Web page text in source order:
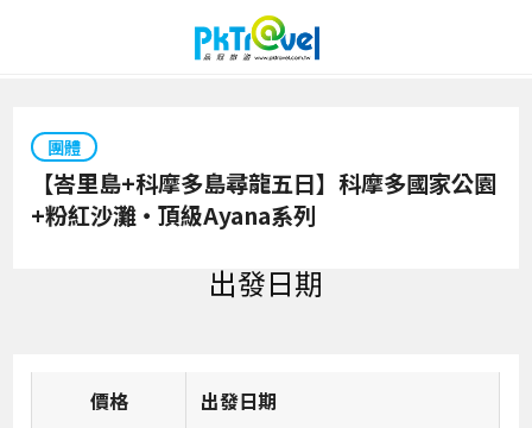
團體
【峇里島+科摩多島尋龍五日】科摩多國家公園
+粉紅沙灘‧頂級Ayana系列
出發日期
價格 日期